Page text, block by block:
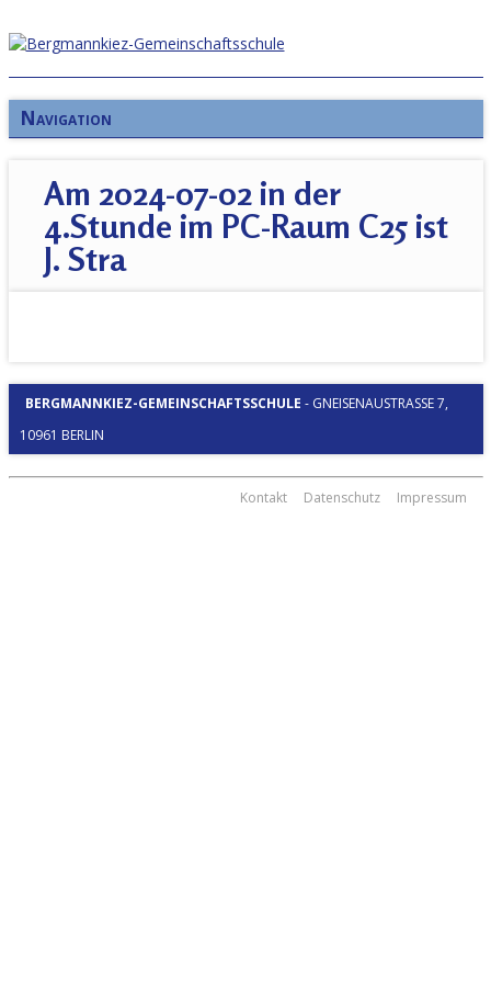
Navigation
Am 2024-07-02 in der
4.Stunde im PC-Raum C25 ist
J. Stra
BERGMANNKIEZ-GEMEINSCHAFTSSCHULE - GNEISENAUSTRASSE 7, 1
0961 BERLIN
Kontakt Datenschutz Impressum